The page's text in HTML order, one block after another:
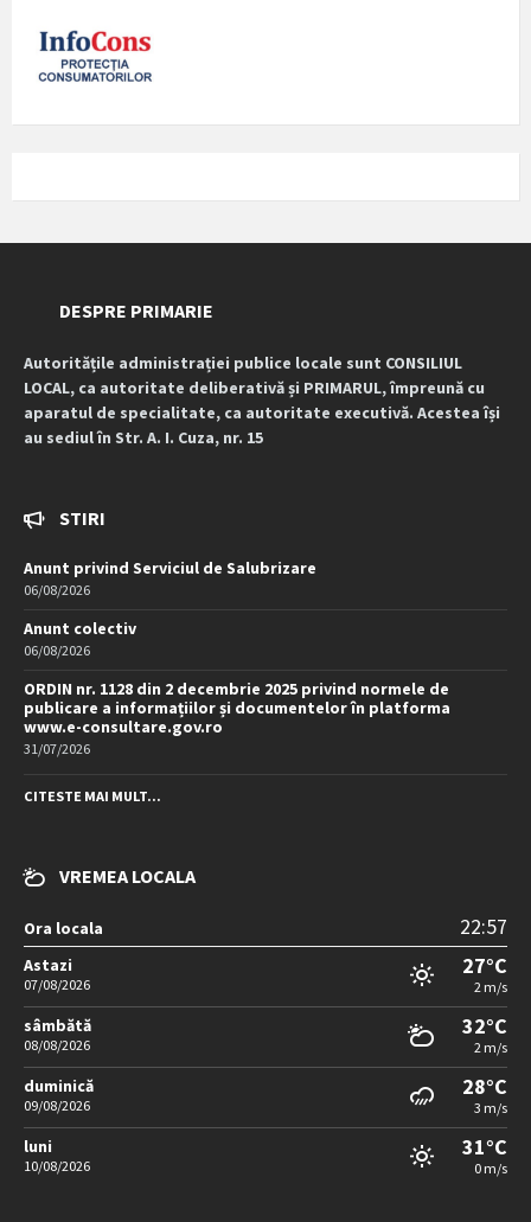
DESPRE PRIMARIE
Autoritățile administrației publice locale sunt CONSILIUL
LOCAL, ca autoritate deliberativă și PRIMARUL, împreună cu
aparatul de specialitate, ca autoritate executivă. Acestea își
au sediul în Str. A. I. Cuza, nr. 15
STIRI
Anunt privind Serviciul de Salubrizare
06/08/2026
Anunt colectiv
06/08/2026
ORDIN nr. 1128 din 2 decembrie 2025 privind normele de
publicare a informațiilor și documentelor în platforma
www.e-consultare.gov.ro
31/07/2026
CITESTE MAI MULT...
VREMEA LOCALA
Ora locala 22:57
Astazi
07/08/2026
27°C
2 m/s
sâmbătă
08/08/2026
32°C
2 m/s
duminică
09/08/2026
28°C
3 m/s
luni
10/08/2026
31°C
0 m/s